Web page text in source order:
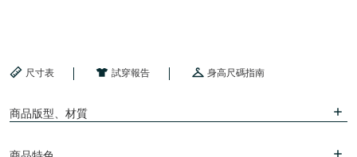
尺寸表 試穿報告 身高尺碼指南
商品版型、材質